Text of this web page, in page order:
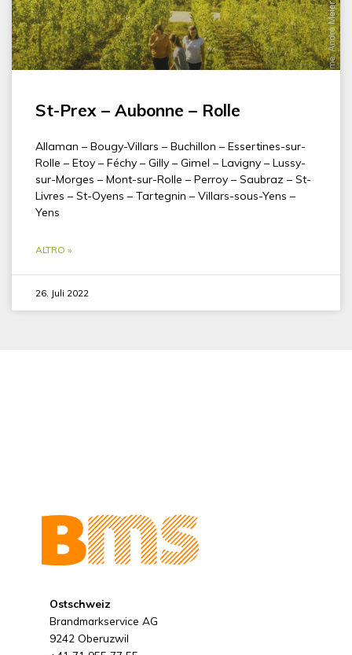
St-Prex – Aubonne – Rolle
Allaman – Bougy-Villars – Buchillon – Essertines-sur-
Rolle – Etoy – Féchy – Gilly – Gimel – Lavigny – Lussy-
sur-Morges – Mont-sur-Rolle – Perroy – Saubraz – St-
Livres – St-Oyens – Tartegnin – Villars-sous-Yens –
Yens
ALTRO »
26. Juli 2022
Ostschweiz
Brandmarkservice AG
9242 Oberuzwil